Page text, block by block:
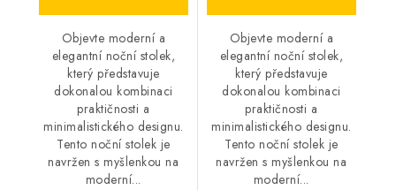
Objevte moderní a
elegantní noční stolek,
který představuje
dokonalou kombinaci
praktičnosti a
minimalistického designu.
Tento noční stolek je
navržen s myšlenkou na
moderní...
Objevte moderní a
elegantní noční stolek,
který představuje
dokonalou kombinaci
praktičnosti a
minimalistického designu.
Tento noční stolek je
navržen s myšlenkou na
moderní...